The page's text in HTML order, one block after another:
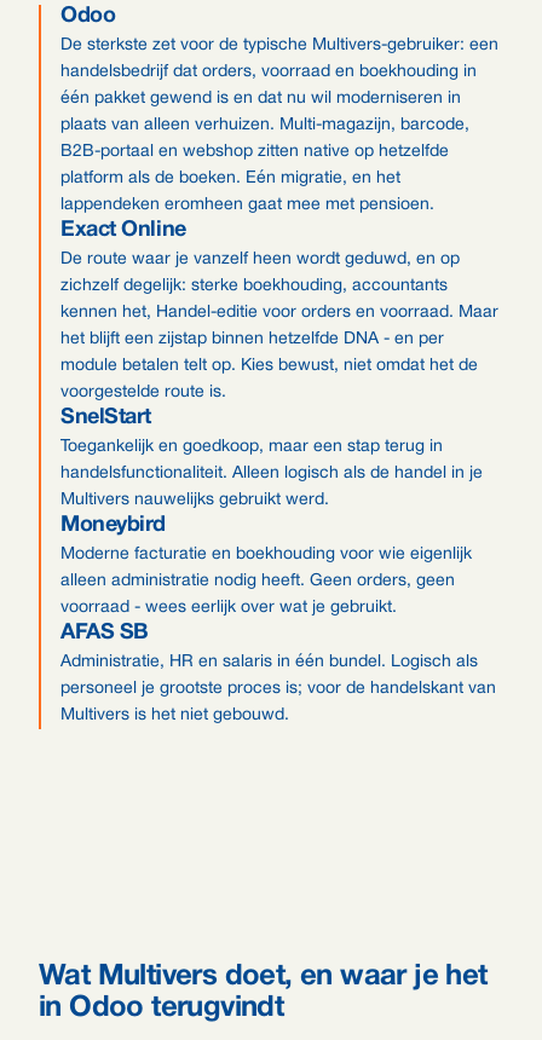
Odoo
De sterkste zet voor de typische Multivers-gebruiker: een
handelsbedrijf dat orders, voorraad en boekhouding in
één pakket gewend is en dat nu wil moderniseren in
plaats van alleen verhuizen. Multi-magazijn, barcode,
B2B-portaal en webshop zitten native op hetzelfde
platform als de boeken. Eén migratie, en het
lappendeken eromheen gaat mee met pensioen.
Exact Online
De route waar je vanzelf heen wordt geduwd, en op
zichzelf degelijk: sterke boekhouding, accountants
kennen het, Handel-editie voor orders en voorraad. Maar
het blijft een zijstap binnen hetzelfde DNA - en per
module betalen telt op. Kies bewust, niet omdat het de
voorgestelde route is.
SnelStart
Toegankelijk en goedkoop, maar een stap terug in
handelsfunctionaliteit. Alleen logisch als de handel in je
Multivers nauwelijks gebruikt werd.
Moneybird
Moderne facturatie en boekhouding voor wie eigenlijk
alleen administratie nodig heeft. Geen orders, geen
voorraad - wees eerlijk over wat je gebruikt.
AFAS SB
Administratie, HR en salaris in één bundel. Logisch als
personeel je grootste proces is; voor de handelskant van
Multivers is het niet gebouwd.
Wat Multivers doet, en waar je het
in Odoo terugvindt